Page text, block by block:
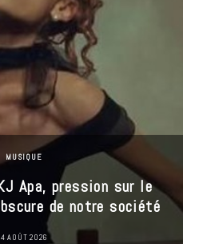
MUSIQUE
Apa, pression sur le
de notre société
4 AOÛT 2026